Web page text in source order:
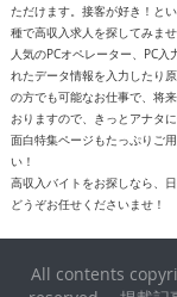
ただけます。接客が好き！と
種で高収入求人を探してみま
人気のPCオペレーター、PC
れたデータ情報を入力したり
の方でも可能なお仕事で、将
おりますので、きっとアナタ
面白特集ページもたっぷりご
い！
高収入バイトをお探しなら、
どうぞお任せくださいませ！
All contents